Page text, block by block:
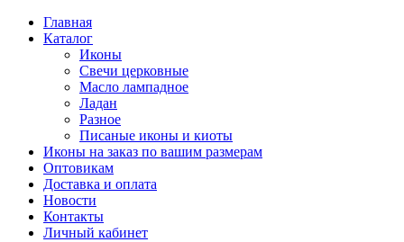
Главная
Каталог
Иконы
Свечи церковные
Масло лампадное
Ладан
Разное
Писаные иконы и киоты
Иконы на заказ по вашим размерам
Оптовикам
Доставка и оплата
Новости
Контакты
Личный кабинет